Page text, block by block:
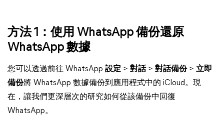
方法 1：使用 WhatsApp 備份還原
WhatsApp 數據
您可以透過前往 WhatsApp 設定 > 對話> 對話備份> 立即
備份將 WhatsApp 數據備份到應用程式中的 iCloud。現
在，讓我們更深層次的研究如何從該備份中回復
WhatsApp。